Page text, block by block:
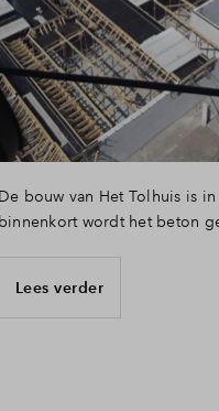
De bouw van Het Tolhuis is
binnenkort wordt het beton
Lees verder